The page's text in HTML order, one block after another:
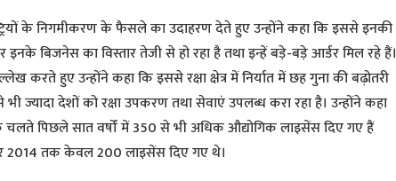
के निगमीकरण के फैसले का उदाहरण देते हुए उन्होंने कहा कि इससे इनकी
बिजनेस का विस्तार तेजी से हो रहा है तथा इन्हें बड़े-बड़े आर्डर मिल रहे हैं।
करते हुए उन्होंने कहा कि इससे रक्षा क्षेत्र में निर्यात में छह गुना की बढ़ोतरी
ज्यादा देशों को रक्षा उपकरण तथा सेवाएं उपलब्ध करा रहा है। उन्होंने कहा
चलते पिछले सात वर्षों में 350 से भी अधिक औद्योगिक लाइसेंस दिए गए हैं
2014 तक केवल 200 लाइसेंस दिए गए थे।